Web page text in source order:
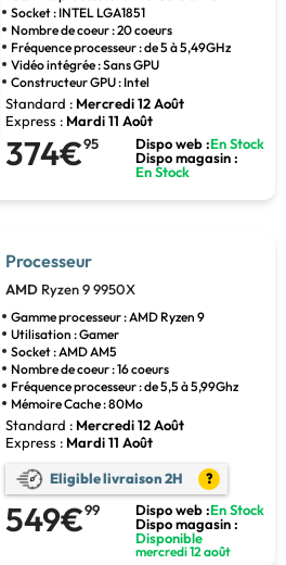
Socket : INTEL LGA1851
Nombre de coeur : 20 coeurs
Fréquence processeur : de 5 à 5,49GHz
Vidéo intégrée : Sans GPU
Constructeur GPU : Intel
Standard : Mercredi 12 Août
Express : Mardi 11 Août
374€95 Dispo web :En Stock
Dispo magasin :
En Stock
Processeur
AMD Ryzen 9 9950X
Gamme processeur : AMD Ryzen 9
Utilisation : Gamer
Socket : AMD AM5
Nombre de coeur : 16 coeurs
Fréquence processeur : de 5,5 à 5,99Ghz
Mémoire Cache : 80Mo
Standard : Mercredi 12 Août
Express : Mardi 11 Août
Eligible livraison 2H ?
549€99 Dispo web :En Stock
Dispo magasin :
Disponible
mercredi 12 août